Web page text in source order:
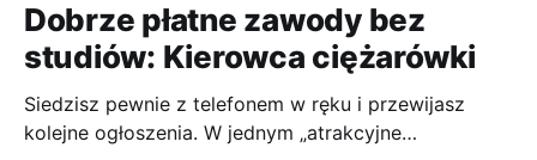
Dobrze płatne zawody bez
studiów: Kierowca ciężarówki
Siedzisz pewnie z telefonem w ręku i przewijasz
kolejne ogłoszenia. W jednym „atrakcyjne